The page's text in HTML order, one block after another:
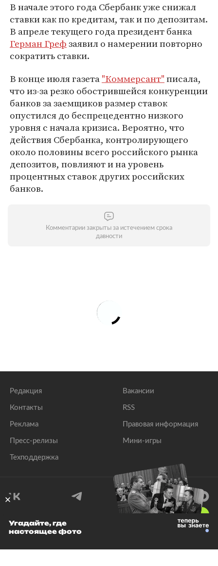
В начале этого года Сбербанк уже снижал
ставки как по кредитам, так и по депозитам.
В апреле текущего года президент банка
Герман Грефзаявил о намерении повторно
сократить ставки.
В конце июля газета"Коммерсант"писала,
что из-за резко обострившейся конкуренции
банков за заемщиков размер ставок
опустился до беспрецедентно низкого
уровня с начала кризиса. Вероятно, что
действия Сбербанка, контролирующего
около половины всего российского рынка
депозитов, повлияют и на уровень
процентных ставок других российских
банков.
Комментарии закрыты за истечением срока
давности
Редакция
Контакты
Реклама
Пресс-релизы
Техподдержка
Вакансии
RSS
Правовая информация
Мини-игры
© 1999–2026 Все права защищены.
Угадайте, где
настоящее фото